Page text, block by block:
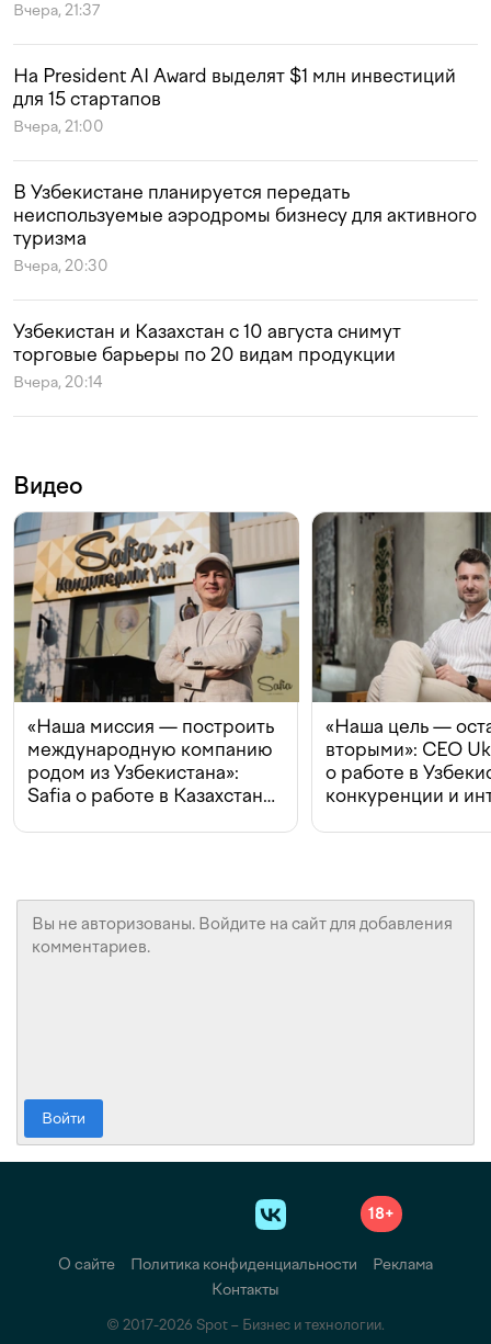
Вчера, 21:37
На President AI Award выделят $1 млн инвестиций
для 15 стартапов
Вчера, 21:00
В Узбекистане планируется передать
неиспользуемые аэродромы бизнесу для активного
туризма
Вчера, 20:30
Узбекистан и Казахстан с 10 августа снимут
торговые барьеры по 20 видам продукции
Вчера, 20:14
Видео
«Наша миссия — построить
международную компанию
родом из Узбекистана»:
Safia о работе в Казахстане,
«Наша цель —
вторыми»: CEO
о работе в
конкуренции и
Войти
18+
О сайте Политика конфиденциальности
Реклама
Контакты
© 2017-2026 Spot – Бизнес и технологии.